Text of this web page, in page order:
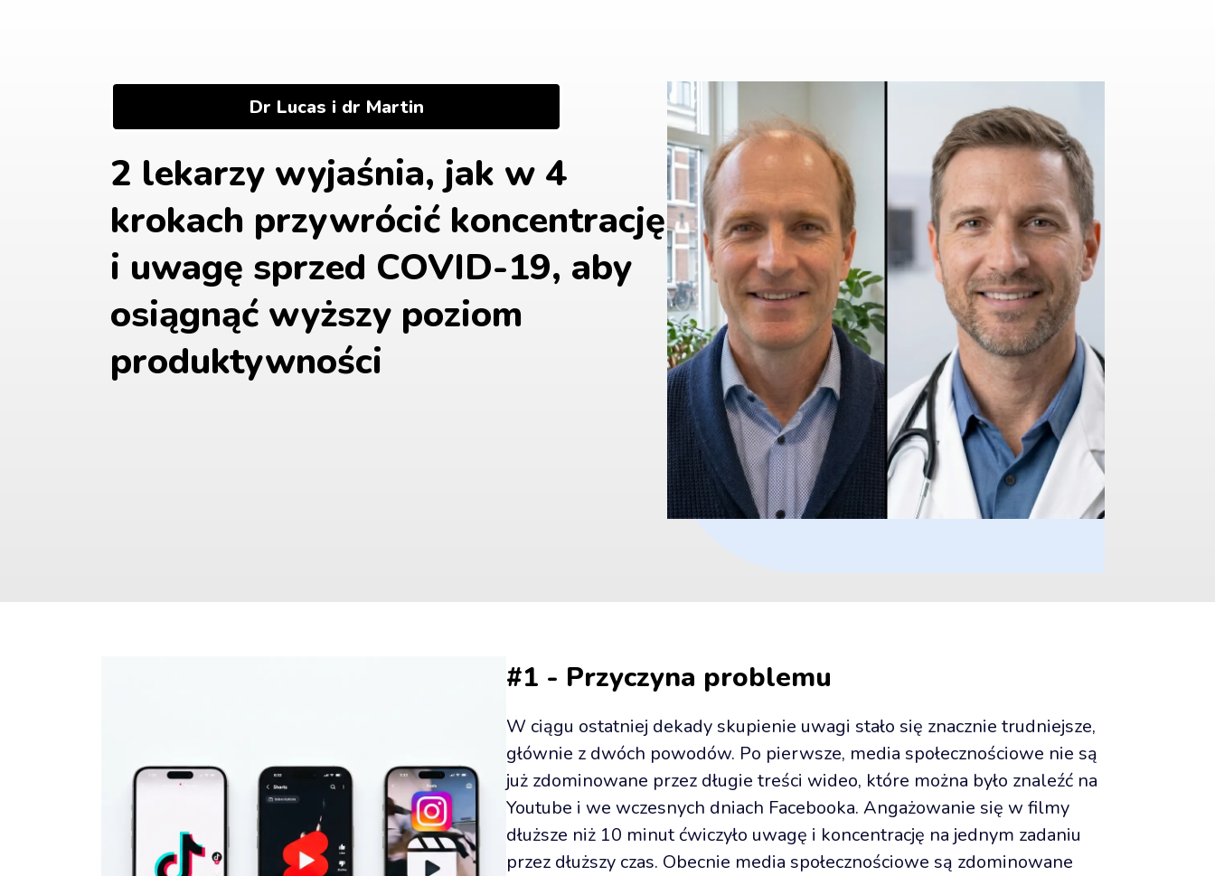
Dr Lucas i dr Martin
2 lekarzy wyjaśnia, jak w 4
krokach przywrócić koncentrację
i uwagę sprzed COVID-19, aby
osiągnąć wyższy poziom
produktywności
#1 - Przyczyna problemu
W ciągu ostatniej dekady skupienie uwagi stało się znacznie trudniejsze,
głównie z dwóch powodów. Po pierwsze, media społecznościowe nie są
już zdominowane przez długie treści wideo, które można było znaleźć na
Youtube i we wczesnych dniach Facebooka. Angażowanie się w filmy
dłuższe niż 10 minut ćwiczyło uwagę i koncentrację na jednym zadaniu
przez dłuższy czas. Obecnie media społecznościowe są zdominowane